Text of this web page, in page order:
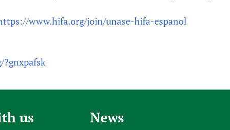
www.hifa.org/join/unase-hifa-espanol
us News